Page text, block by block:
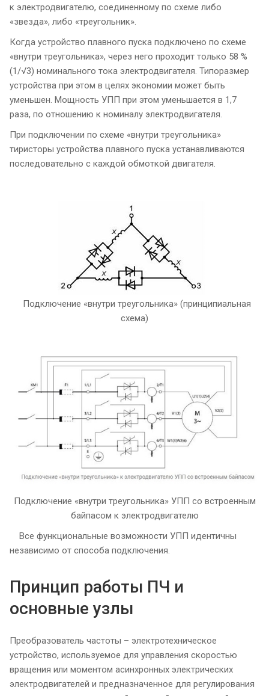
к электродвигателю, соединенному по схеме либо
«звезда», либо «треугольник».
Когда устройство плавного пуска подключено по схеме
«внутри треугольника», через него проходит только 58 %
(1/√3) номинального тока электродвигателя. Типоразмер
устройства при этом в целях экономии может быть
уменьшен. Мощность УПП при этом уменьшается в 1,7
раза, по отношению к номиналу электродвигателя.
При подключении по схеме «внутри треугольника»
тиристоры устройства плавного пуска устанавливаются
последовательно с каждой обмоткой двигателя.
Подключение «внутри треугольника» (принципиальная
схема)
Подключение «внутри треугольника» УПП со встроенным
байпасом к электродвигателю
Все функциональные возможности УПП идентичны
независимо от способа подключения.
Принцип работы ПЧ и
основные узлы
Преобразователь частоты – электротехническое
устройство, используемое для управления скоростью
вращения или моментом асинхронных электрических
электродвигателей и предназначенное для регулирования